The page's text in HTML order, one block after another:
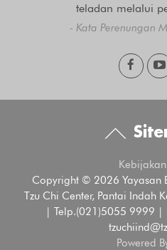
teladan melalui
- Kata Perenungan
Copyright © 2026 Yayasan
Tzu Chi Center, Pantai Indah
| Telp.(021)5055 9999
Powered